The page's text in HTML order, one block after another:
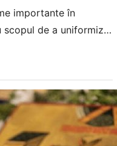
importante în
scopul de a uniformiza